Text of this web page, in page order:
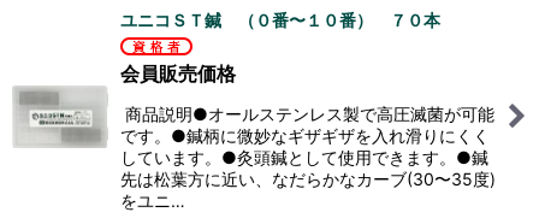
ユニコＳＴ鍼 （０番〜１０番） ７０本
会員販売価格
商品説明●オールステンレス製で高圧滅菌が可能
です。●鍼柄に微妙なギザギザを入れ滑りにくく
しています。●灸頭鍼として使用できます。●鍼
先は松葉方に近い、なだらかなカーブ(30〜35度)
をユニ…